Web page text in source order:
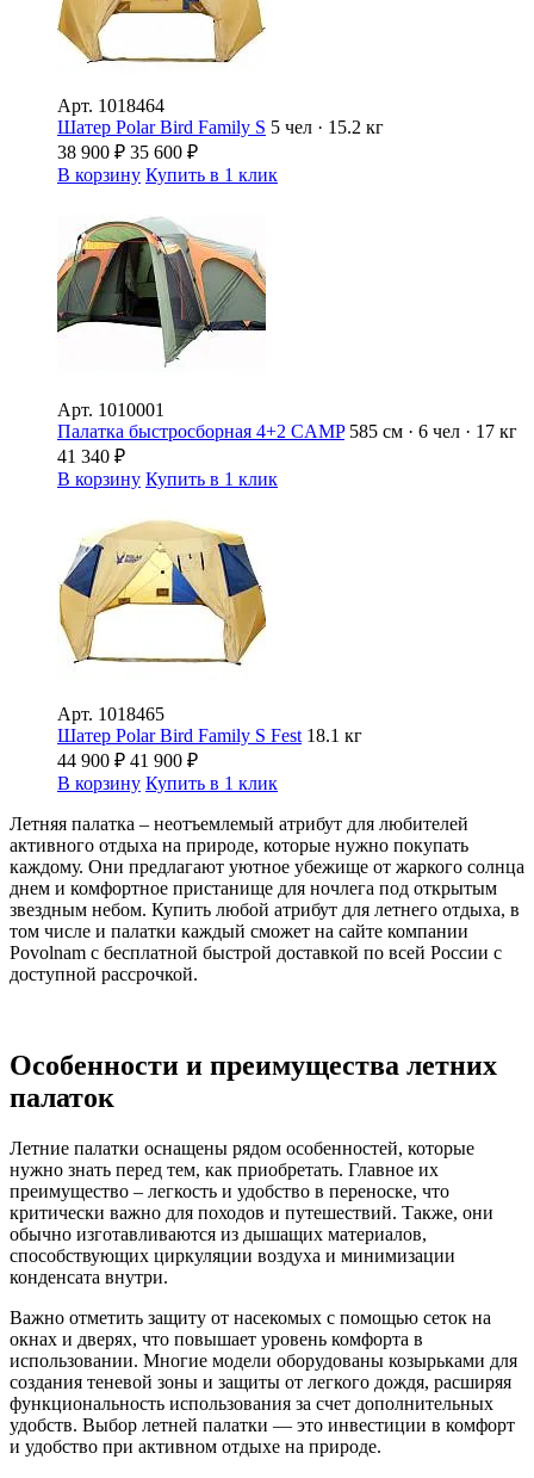
Арт. 1018464
Шатер Polar Bird Family S 5 чел · 15.2 кг
38 900 ₽ 35 600 ₽
В корзину Купить в 1 клик
Арт. 1010001
Палатка быстросборная 4+2 CAMP 585 см · 6 чел · 17 кг
41 340 ₽
В корзину Купить в 1 клик
Арт. 1018465
Шатер Polar Bird Family S Fest 18.1 кг
44 900 ₽ 41 900 ₽
В корзину Купить в 1 клик
Летняя палатка – неотъемлемый атрибут для любителей
активного отдыха на природе, которые нужно покупать
каждому. Они предлагают уютное убежище от жаркого солнца
днем и комфортное пристанище для ночлега под открытым
звездным небом. Купить любой атрибут для летнего отдыха, в
том числе и палатки каждый сможет на сайте компании
Povolnam с бесплатной быстрой доставкой по всей России с
доступной рассрочкой.
Особенности и преимущества летних
палаток
Летние палатки оснащены рядом особенностей, которые
нужно знать перед тем, как приобретать. Главное их
преимущество – легкость и удобство в переноске, что
критически важно для походов и путешествий. Также, они
обычно изготавливаются из дышащих материалов,
способствующих циркуляции воздуха и минимизации
конденсата внутри.
Важно отметить защиту от насекомых с помощью сеток на
окнах и дверях, что повышает уровень комфорта в
использовании. Многие модели оборудованы козырьками для
создания теневой зоны и защиты от легкого дождя, расширяя
функциональность использования за счет дополнительных
удобств. Выбор летней палатки — это инвестиции в комфорт
и удобство при активном отдыхе на природе.